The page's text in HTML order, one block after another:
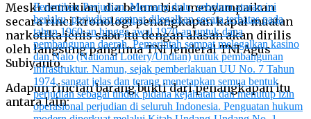
Meski demikian, dia belum bisa menyampaikan
secara rinci kronologi penangkapan kapal muatan
narkotika jenis sabu itu dengan alasan akan dirilis
oleh langsung panglima TNI Jenderal TNI Agus
Subiyanto.
Adapun rincian barang bukti dari penangkapan itu
antara lain: